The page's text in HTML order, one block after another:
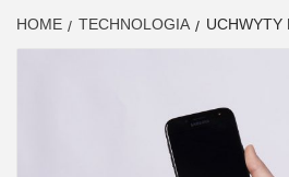
HOME TECHNOLOGIA UCHWYTY